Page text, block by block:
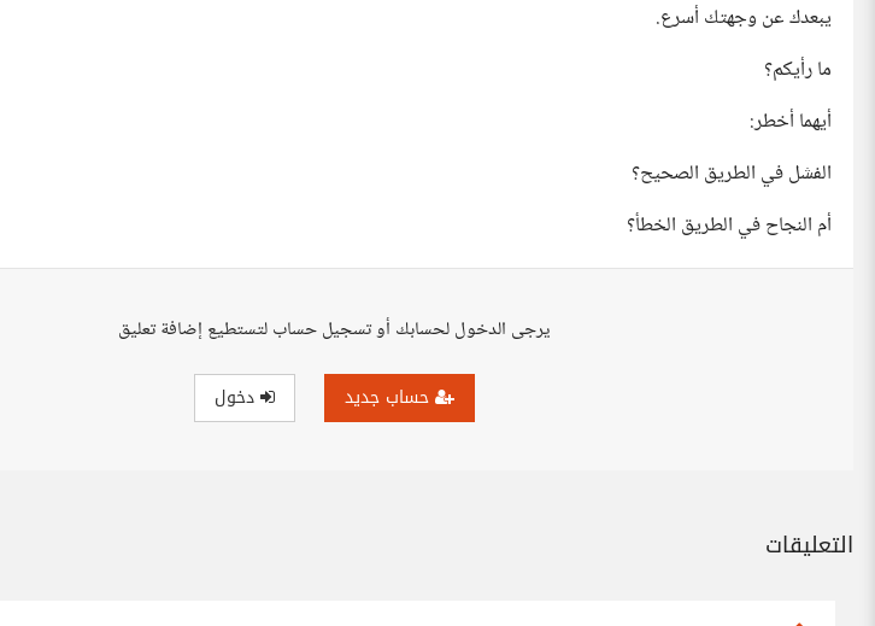
يبعدك عن وجهتك أسرع.
ما رأيكم؟
أيهما أخطر:
الفشل في الطريق الصحيح؟
أم النجاح في الطريق الخطأ؟
يرجى الدخول لحسابك أو تسجيل حساب لتستطيع إضافة تعليق
حساب جديد دخول
التعليقات